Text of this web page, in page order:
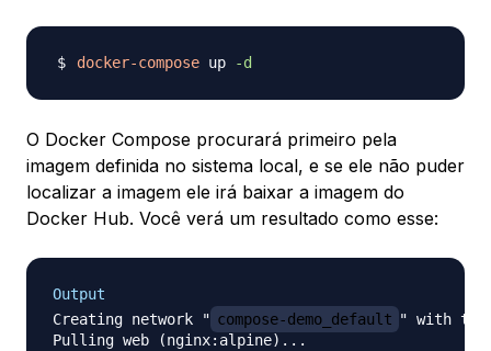
docker-compose up -d
O Docker Compose procurará primeiro pela
imagem definida no sistema local, e se ele não puder
localizar a imagem ele irá baixar a imagem do
Docker Hub. Você verá um resultado como esse:
Output
Creating network " compose-demo_default " with
Pulling web (nginx:alpine)...